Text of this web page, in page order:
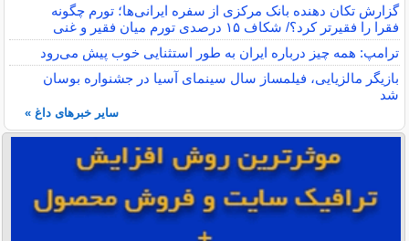
گزارش تکان‌ دهنده بانک مرکزی از سفره ایرانی‌ها؛ تورم چگونه
فقرا را فقیرتر کرد؟/ شکاف ۱۵ درصدی تورم میان فقیر و غنی
ترامپ: همه چیز درباره ایران به طور استثنایی خوب پیش می‌رود
بازیگر مالزیایی، فیلمساز سال سینمای آسیا در جشنواره بوسان
شد
سایر خبرهای داغ »